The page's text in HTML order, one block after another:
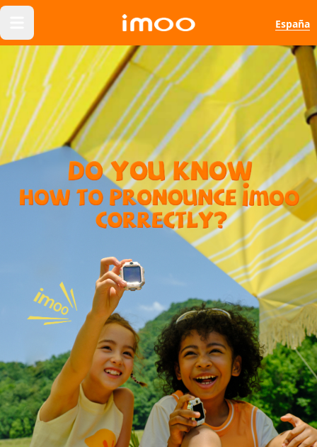
España